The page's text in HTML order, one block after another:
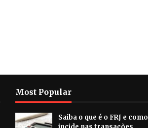
Most Popular
Saiba o que é o FRJ e como